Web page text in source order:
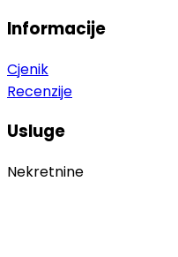
Informacije
Cjenik
Recenzije
Usluge
Nekretnine